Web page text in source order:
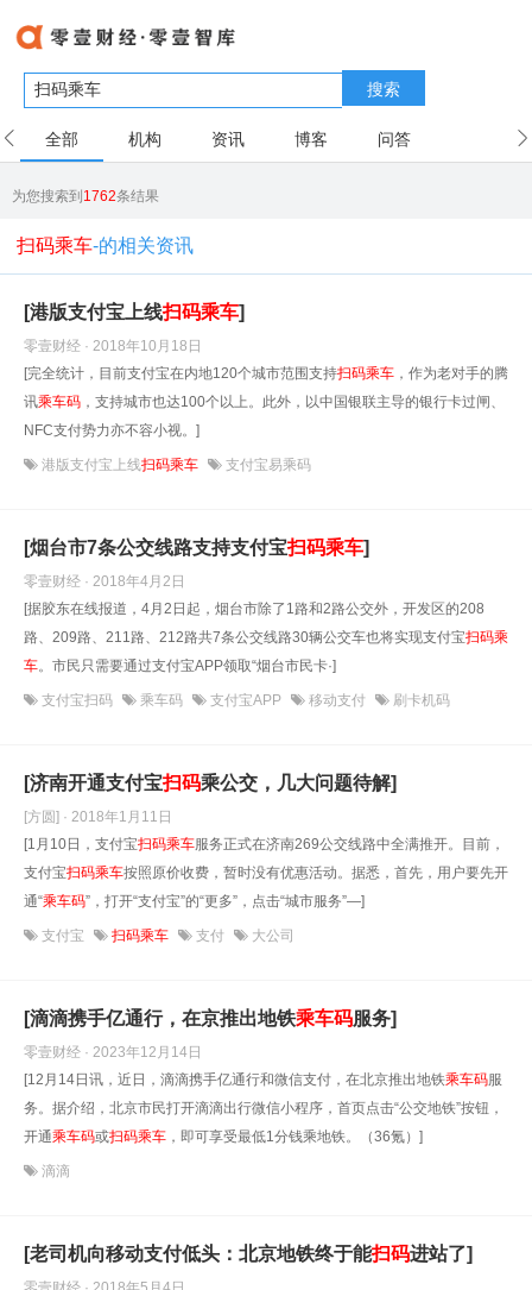
搜索
全部 机构 资讯 博客 问答
为您搜索到1762条结果
扫码乘车-的相关资讯
[港版支付宝上线扫码乘车]
零壹财经 · 2018年10月18日
[完全统计，目前支付宝在内地120个城市范围支持扫码乘车 ，作为老对手的腾
讯乘车码 ，支持城市也达100个以上。此外，以中国银联主导的银行卡过闸、
NFC支付势力亦不容小视。]
港版支付宝上线扫码乘车 支付宝易乘码
[烟台市7条公交线路支持支付宝扫码乘车]
零壹财经 · 2018年4月2日
[据胶东在线报道，4月2日起，烟台市除了1路和2路公交外，开发区的208
路、209路、211路、212路共7条公交线路30辆公交车也将实现支付宝扫码乘
车。市民只需要通过支付宝APP领取“烟台市民卡·]
支付宝扫码 乘车码 支付宝APP 移动支付 刷卡机码
[济南开通支付宝扫码乘公交，几大问题待解]
[方圆] · 2018年1月11日
[1月10日，支付宝扫码乘车服务正式在济南269公交线路中全满推开。目前，
支付宝扫码乘车按照原价收费，暂时没有优惠活动。据悉，首先，用户要先开
通“乘车码”，打开“支付宝”的“更多”，点击“城市服务”—]
支付宝 扫码乘车 支付 大公司
[滴滴携手亿通行，在京推出地铁乘车码服务]
零壹财经 · 2023年12月14日
[12月14日讯，近日，滴滴携手亿通行和微信支付，在北京推出地铁乘车码服
务。据介绍，北京市民打开滴滴出行微信小程序，首页点击“公交地铁”按钮，
开通乘车码或扫码乘车 ，即可享受最低1分钱乘地铁。（36氪）]
滴滴
[老司机向移动支付低头：北京地铁终于能扫码进站了]